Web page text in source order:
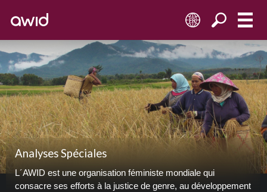
FR
Analyses Spéciales
L´AWID est une organisation féministe mondiale qui
consacre ses efforts à la justice de genre, au développement